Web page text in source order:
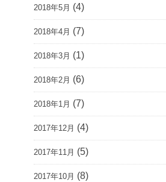
2018年5月 (4)
2018年4月 (7)
2018年3月 (1)
2018年2月 (6)
2018年1月 (7)
2017年12月 (4)
2017年11月 (5)
2017年10月 (8)